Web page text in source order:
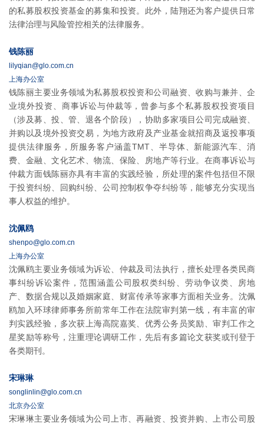
的私募股权投资基金的募集和投资。此外，陆翔还为客户提供日常
法律治理与风险管控相关的法律服务。
钱陈丽
lilyqian@glo.com.cn
上海办公室
钱陈丽主要业务领域为私募股权投资和公司融资、收购与兼并、企
业境外投资、商事诉讼与仲裁等，曾参与多个私募股权投资项目
（涉及募、投、管、退各个阶段），协助多家项目公司完成融资、
并购以及境外投资交易，为地方政府及产业基金就招商及返投事项
提供法律服务，所服务客户涵盖TMT、半导体、新能源汽车、消
费、金融、文化艺术、物流、保险、房地产等行业。在商事诉讼与
仲裁方面钱陈丽亦具有丰富的实践经验，所处理的案件包括但不限
于投资纠纷、回购纠纷、公司控制权争夺纠纷等，能够充分实现当
事人权益的维护。
沈佩鸥
shenpo@glo.com.cn
上海办公室
沈佩鸥主要业务领域为诉讼、仲裁及司法执行，擅长处理各类民商
事纠纷诉讼案件，范围涵盖公司股权类纠纷、劳动争议类、房地
产、数据合规以及婚姻家庭、财富传承等家事方面相关业务。沈佩
鸥加入环球律师事务所前常年工作在法院审判第一线，有丰富的审
判实践经验，多次获上海高院嘉奖、优秀公务员奖励、审判工作之
星奖励等称号，注重理论调研工作，先后有多篇论文获奖或刊登于
各类期刊。
宋琳琳
songlinlin@glo.com.cn
北京办公室
宋琳琳主要业务领域为公司上市、再融资、投资并购、上市公司股